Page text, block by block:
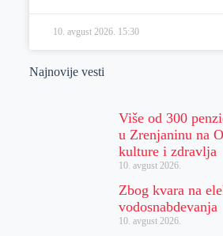
10. avgust 2026. 15:30
Najnovije vesti
Više od 300
u Zrenjaninu na
kulture i zdravlja
10. avgust 2026.
Zbog kvara na
vodosnabdevanja
10. avgust 2026.